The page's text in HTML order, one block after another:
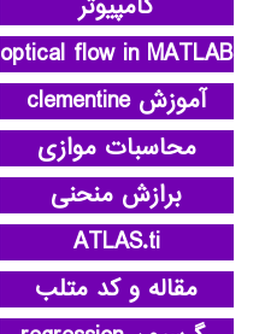
کامپیوتر
optical flow in MATLAB
آموزش clementine
محاسبات موازی
برازش منحنی
ATLAS.ti
مقاله و کد متلب